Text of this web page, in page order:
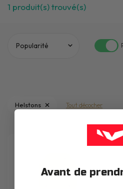
1 produit(s) trouvé(s)
Helstons Tout décocher
Avant de